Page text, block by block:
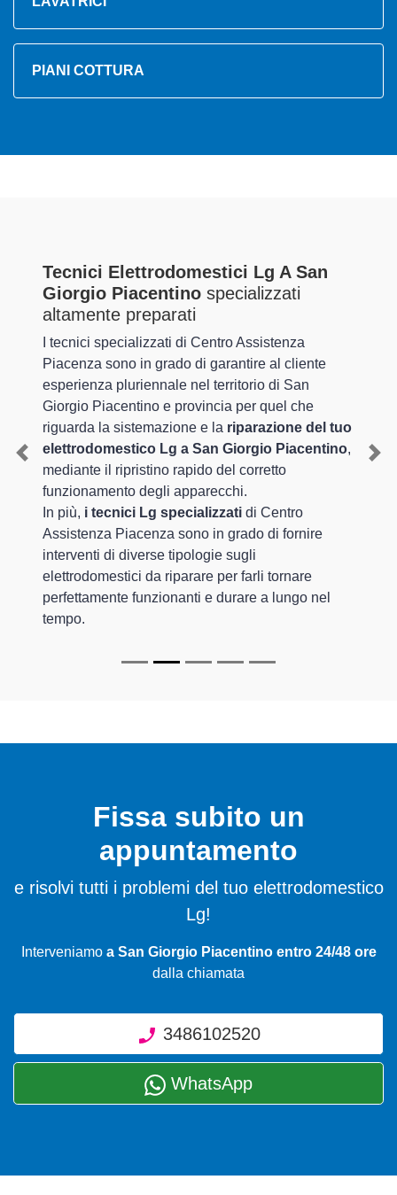
PIANI COTTURA
Tecnici Elettrodomestici Lg A San
Giorgio Piacentino specializzati
altamente preparati
I tecnici specializzati di Centro Assistenza
Piacenza sono in grado di garantire al cliente
esperienza pluriennale nel territorio di San
Giorgio Piacentino e provincia per quel che
riguarda la sistemazione e la riparazione del tuo
elettrodomestico Lg a San Giorgio Piacentino,
mediante il ripristino rapido del corretto
funzionamento degli apparecchi.
In più, i tecnici Lg specializzati di Centro
Assistenza Piacenza sono in grado di fornire
interventi di diverse tipologie sugli
elettrodomestici da riparare per farli tornare
perfettamente funzionanti e durare a lungo nel
tempo.
Previous
Fissa subito un
appuntamento
e risolvi tutti i problemi del tuo elettrodomestico
Lg!
Interveniamo a San Giorgio Piacentino entro 24/48 ore
dalla chiamata
3486102520
WhatsApp